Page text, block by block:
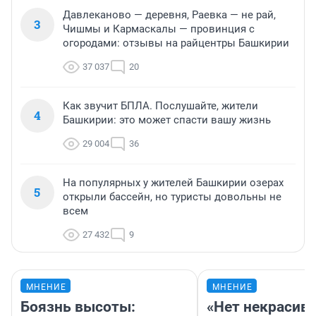
3
Давлеканово — деревня, Раевка — не рай,
Чишмы и Кармаскалы — провинция с
огородами: отзывы на райцентры Башкирии
37 037 20
4
Как звучит БПЛА. Послушайте, жители
Башкирии: это может спасти вашу жизнь
29 004 36
5
На популярных у жителей Башкирии озерах
открыли бассейн, но туристы довольны не
всем
27 432 9
МНЕНИЕ
Боязнь высоты:
МНЕНИЕ
«Нет